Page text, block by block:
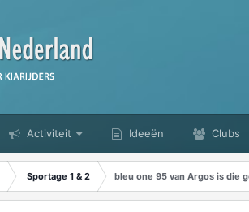
Activiteit Ideeën Clubs
Sportage 1 & 2 bleu one 95 van Argos is die